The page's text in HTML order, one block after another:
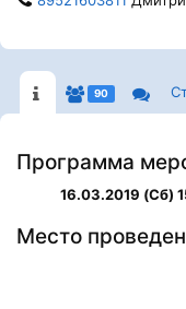
90
Программа
16.03.2019 (Сб)
Место